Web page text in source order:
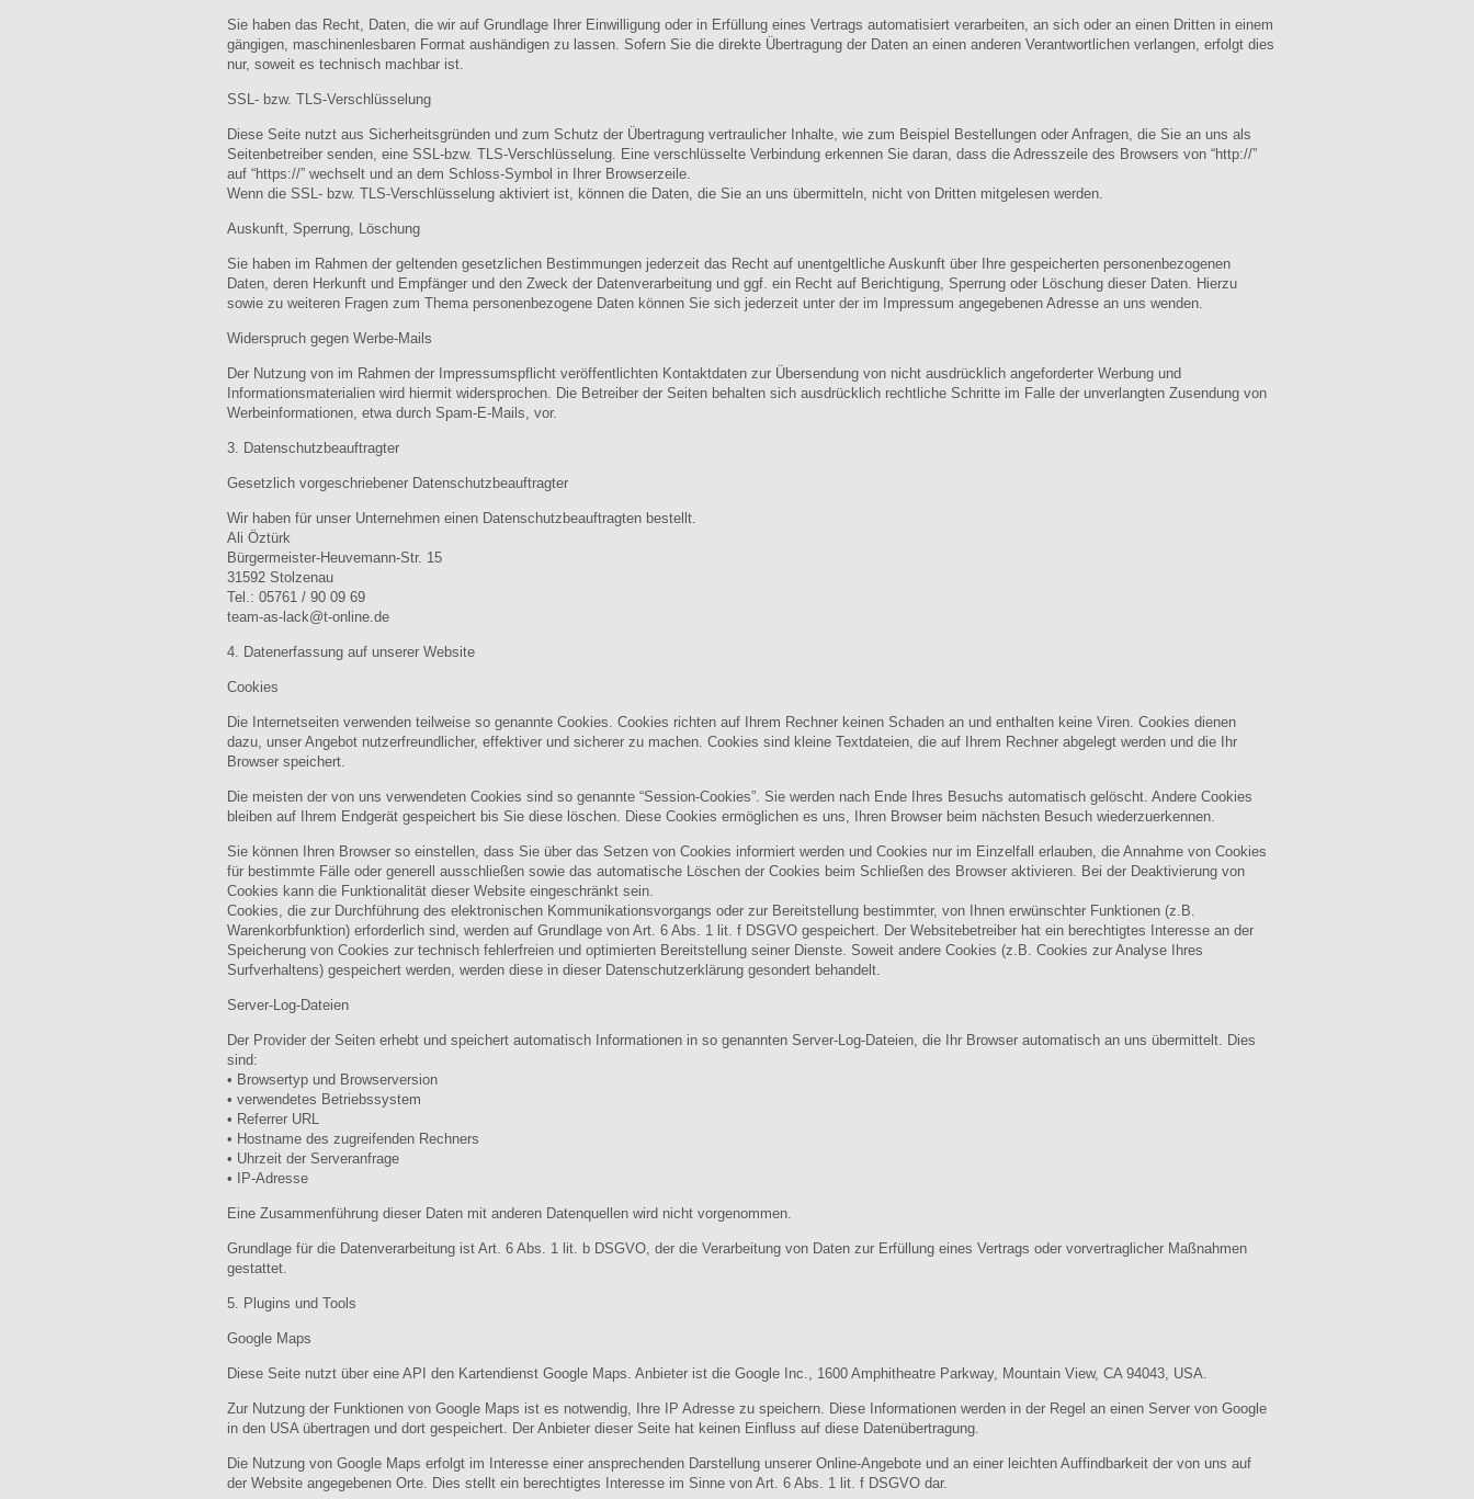
Sie haben das Recht, Daten, die wir auf Grundlage Ihrer Einwilligung oder in Erfüllung eines Vertrags automatisiert verarbeiten, an sich oder an einen Dritten in einem
gängigen, maschinenlesbaren Format aushändigen zu lassen. Sofern Sie die direkte Übertragung der Daten an einen anderen Verantwortlichen verlangen, erfolgt dies
nur, soweit es technisch machbar ist.
SSL- bzw. TLS-Verschlüsselung
Diese Seite nutzt aus Sicherheitsgründen und zum Schutz der Übertragung vertraulicher Inhalte, wie zum Beispiel Bestellungen oder Anfragen, die Sie an uns als
Seitenbetreiber senden, eine SSL-bzw. TLS-Verschlüsselung. Eine verschlüsselte Verbindung erkennen Sie daran, dass die Adresszeile des Browsers von “http://”
auf “https://” wechselt und an dem Schloss-Symbol in Ihrer Browserzeile.
Wenn die SSL- bzw. TLS-Verschlüsselung aktiviert ist, können die Daten, die Sie an uns übermitteln, nicht von Dritten mitgelesen werden.
Auskunft, Sperrung, Löschung
Sie haben im Rahmen der geltenden gesetzlichen Bestimmungen jederzeit das Recht auf unentgeltliche Auskunft über Ihre gespeicherten personenbezogenen
Daten, deren Herkunft und Empfänger und den Zweck der Datenverarbeitung und ggf. ein Recht auf Berichtigung, Sperrung oder Löschung dieser Daten. Hierzu
sowie zu weiteren Fragen zum Thema personenbezogene Daten können Sie sich jederzeit unter der im Impressum angegebenen Adresse an uns wenden.
Widerspruch gegen Werbe-Mails
Der Nutzung von im Rahmen der Impressumspflicht veröffentlichten Kontaktdaten zur Übersendung von nicht ausdrücklich angeforderter Werbung und
Informationsmaterialien wird hiermit widersprochen. Die Betreiber der Seiten behalten sich ausdrücklich rechtliche Schritte im Falle der unverlangten Zusendung von
Werbeinformationen, etwa durch Spam-E-Mails, vor.
3. Datenschutzbeauftragter
Gesetzlich vorgeschriebener Datenschutzbeauftragter
Wir haben für unser Unternehmen einen Datenschutzbeauftragten bestellt.
Ali Öztürk
Bürgermeister-Heuvemann-Str. 15
31592 Stolzenau
Tel.: 05761 / 90 09 69
team-as-lack@t-online.de
4. Datenerfassung auf unserer Website
Cookies
Die Internetseiten verwenden teilweise so genannte Cookies. Cookies richten auf Ihrem Rechner keinen Schaden an und enthalten keine Viren. Cookies dienen
dazu, unser Angebot nutzerfreundlicher, effektiver und sicherer zu machen. Cookies sind kleine Textdateien, die auf Ihrem Rechner abgelegt werden und die Ihr
Browser speichert.
Die meisten der von uns verwendeten Cookies sind so genannte “Session-Cookies”. Sie werden nach Ende Ihres Besuchs automatisch gelöscht. Andere Cookies
bleiben auf Ihrem Endgerät gespeichert bis Sie diese löschen. Diese Cookies ermöglichen es uns, Ihren Browser beim nächsten Besuch wiederzuerkennen.
Sie können Ihren Browser so einstellen, dass Sie über das Setzen von Cookies informiert werden und Cookies nur im Einzelfall erlauben, die Annahme von Cookies
für bestimmte Fälle oder generell ausschließen sowie das automatische Löschen der Cookies beim Schließen des Browser aktivieren. Bei der Deaktivierung von
Cookies kann die Funktionalität dieser Website eingeschränkt sein.
Cookies, die zur Durchführung des elektronischen Kommunikationsvorgangs oder zur Bereitstellung bestimmter, von Ihnen erwünschter Funktionen (z.B.
Warenkorbfunktion) erforderlich sind, werden auf Grundlage von Art. 6 Abs. 1 lit. f DSGVO gespeichert. Der Websitebetreiber hat ein berechtigtes Interesse an der
Speicherung von Cookies zur technisch fehlerfreien und optimierten Bereitstellung seiner Dienste. Soweit andere Cookies (z.B. Cookies zur Analyse Ihres
Surfverhaltens) gespeichert werden, werden diese in dieser Datenschutzerklärung gesondert behandelt.
Server-Log-Dateien
Der Provider der Seiten erhebt und speichert automatisch Informationen in so genannten Server-Log-Dateien, die Ihr Browser automatisch an uns übermittelt. Dies
sind:
• Browsertyp und Browserversion
• verwendetes Betriebssystem
• Referrer URL
• Hostname des zugreifenden Rechners
• Uhrzeit der Serveranfrage
• IP-Adresse
Eine Zusammenführung dieser Daten mit anderen Datenquellen wird nicht vorgenommen.
Grundlage für die Datenverarbeitung ist Art. 6 Abs. 1 lit. b DSGVO, der die Verarbeitung von Daten zur Erfüllung eines Vertrags oder vorvertraglicher Maßnahmen
gestattet.
5. Plugins und Tools
Google Maps
Diese Seite nutzt über eine API den Kartendienst Google Maps. Anbieter ist die Google Inc., 1600 Amphitheatre Parkway, Mountain View, CA 94043, USA.
Zur Nutzung der Funktionen von Google Maps ist es notwendig, Ihre IP Adresse zu speichern. Diese Informationen werden in der Regel an einen Server von Google
in den USA übertragen und dort gespeichert. Der Anbieter dieser Seite hat keinen Einfluss auf diese Datenübertragung.
Die Nutzung von Google Maps erfolgt im Interesse einer ansprechenden Darstellung unserer Online-Angebote und an einer leichten Auffindbarkeit der von uns auf
der Website angegebenen Orte. Dies stellt ein berechtigtes Interesse im Sinne von Art. 6 Abs. 1 lit. f DSGVO dar.